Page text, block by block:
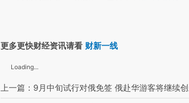
更多更快财经资讯请看 财新一线
Loading...
上一篇：9月中旬试行对俄免签 俄赴华游客将继续